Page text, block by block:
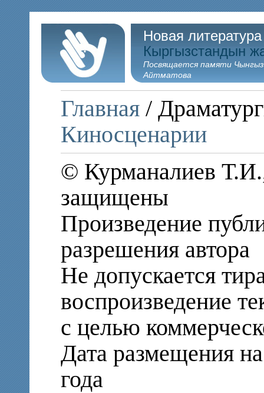
Новая
Кыргызстандын
Посвящается памяти
Айтматова
Главная /
Киносценарии
© Курманалиев
защищены
Произведение
разрешения автора
Не допускается
воспроизведение
с целью
Дата размещения
года